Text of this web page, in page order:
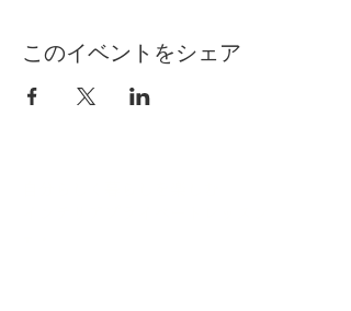
このイベントをシェア